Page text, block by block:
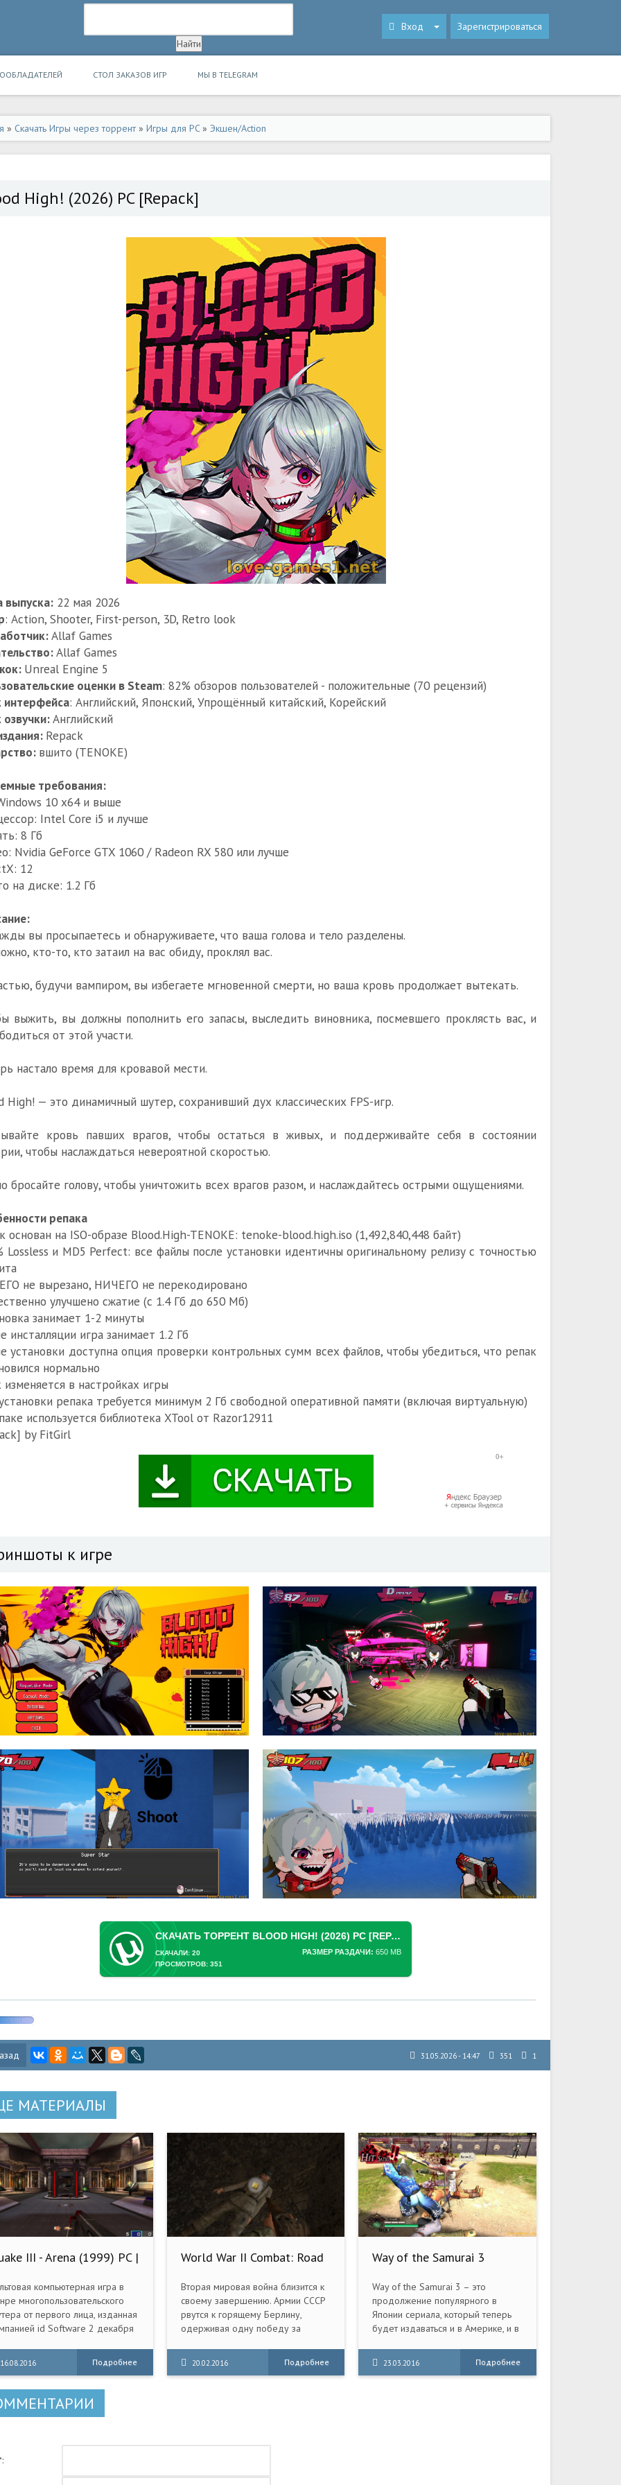
Вход Зарегистрироваться
СТОЛ ЗАКАЗОВ ИГР МЫ В TELEGRAM
» Скачать Игры через торрент» Игры для PC» Экшен/Action
High! (2026) PC [Repack]
выпуска: 22 мая 2026
: Action, Shooter, First-person, 3D, Retro look
Allaf Games
Allaf Games
Unreal Engine 5
оценки в Steam: 82% обзоров пользователей - положительные (70 рецензий)
интерфейса: Английский, Японский, Упрощённый китайский, Корейский
Английский
Repack
вшито (TENOKE)
требования:
10 x64 и выше
Intel Core i5 и лучше
8 Гб
Nvidia GeForce GTX 1060 / Radeon RX 580 или лучше
12
на диске: 1.2 Гб
вы просыпаетесь и обнаруживаете, что ваша голова и тело разделены.
кто-то, кто затаил на вас обиду, проклял вас.
будучи вампиром, вы избегаете мгновенной смерти, но ваша кровь продолжает вытекать.
выжить, вы должны пополнить его запасы, выследить виновника, посмевшего проклясть вас, и
от этой участи.
настало время для кровавой мести.
High! — это динамичный шутер, сохранивший дух классических FPS-игр.
кровь павших врагов, чтобы остаться в живых, и поддерживайте себя в состоянии
чтобы наслаждаться невероятной скоростью.
бросайте голову, чтобы уничтожить всех врагов разом, и наслаждайтесь острыми ощущениями.
репака
основан на ISO-образе Blood.High-TENOKE: tenoke-blood.high.iso (1,492,840,448 байт)
Lossless и MD5 Perfect: все файлы после установки идентичны оригинальному релизу с точностью
не вырезано, НИЧЕГО не перекодировано
улучшено сжатие (с 1.4 Гб до 650 Мб)
занимает 1-2 минуты
инсталляции игра занимает 1.2 Гб
установки доступна опция проверки контрольных сумм всех файлов, чтобы убедиться, что репак
нормально
в настройках игры
репака требуется минимум 2 Гб свободной оперативной памяти (включая виртуальную)
используется библиотека XTool от Razor12911
by FitGirl
к игре
СКАЧАТЬ ТОРРЕНТ BLOOD HIGH! (2026) PC [REPACK]
РАЗМЕР РАЗДАЧИ: 650 MB
СКАЧАЛИ: 20
ПРОСМОТРОВ: 351
31.05.2026 - 14:47 351 1
МАТЕРИАЛЫ
III - Arena (1999) PC |
компьютерная игра в
многопользовательского
от первого лица, изданная
id Software 2 декабря
Подробнее
World War II Combat: Road
Рейхстаг (2006) PC
Вторая мировая война близится к
своему завершению. Армии СССР
рвутся к горящему Берлину,
одерживая одну победу за
командованию американской
стратегической службы становится
20.02.2016 Подробнее
Way of the Samurai 3
Way of the Samurai 3 – это
продолжение популярного в
Японии сериала, который теперь
будет издаваться и в Америке, и в
играть за отважного Ронина,
который покинул свой родной
23.03.2016 Подробнее